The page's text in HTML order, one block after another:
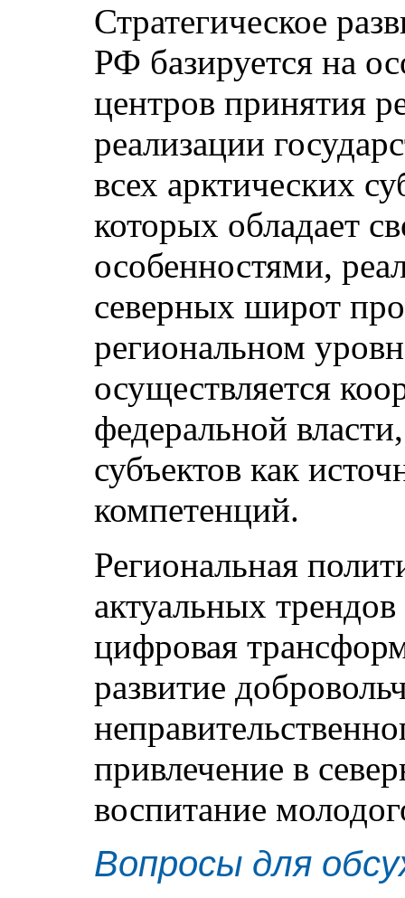
Стратегическое
РФ базируется на
центров принятия
реализации
всех арктических
которых обладает
особенностями,
северных широт
региональном
осуществляется
федеральной
субъектов как
компетенций.
Региональная
актуальных
цифровая
развитие
привлечение в
воспитание
Вопросы для